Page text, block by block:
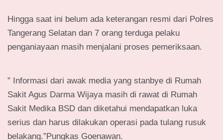
Hingga saat ini belum ada keterangan resmi dari Polres
Tangerang Selatan dan 7 orang terduga pelaku
penganiayaan masih menjalani proses pemeriksaan.
” Informasi dari awak media yang stanbye di Rumah
Sakit Agus Darma Wijaya masih di rawat di Rumah
Sakit Medika BSD dan diketahui mendapatkan luka
serius dan harus dilakukan operasi pada tulang rusuk
belakang.”Pungkas Goenawan.